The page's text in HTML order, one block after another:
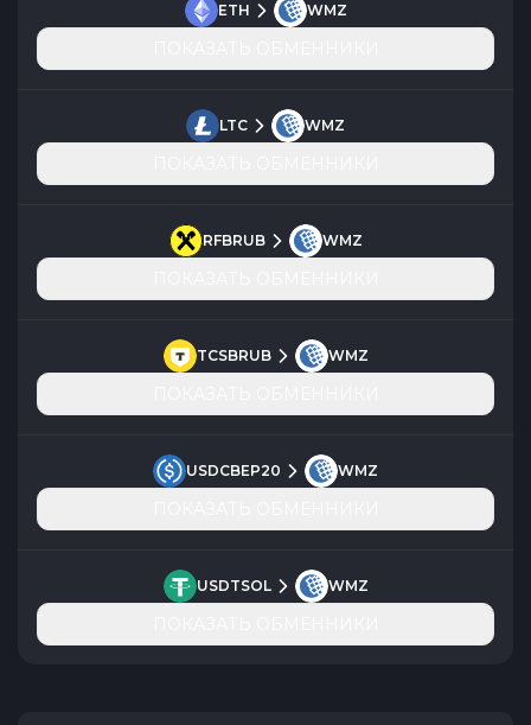
ETH WMZ
LTC WMZ
RFBRUB WMZ
TCSBRUB WMZ
USDCBEP20 WMZ
USDTSOL WMZ